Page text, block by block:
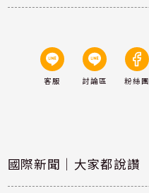
客服 討論區 粉絲團
國際新聞｜大家都說讚